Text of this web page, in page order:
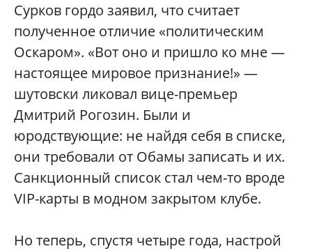
Сурков гордо заявил, что считает
полученное отличие «политическим
Оскаром». «Вот оно и пришло ко мне —
настоящее мировое признание!» —
шутовски ликовал вице-премьер
Дмитрий Рогозин. Были и
юродствующие: не найдя себя в списке,
они требовали от Обамы записать и их.
Санкционный список стал чем-то вроде
VIP-карты в модном закрытом клубе.
Но теперь, спустя четыре года, настрой